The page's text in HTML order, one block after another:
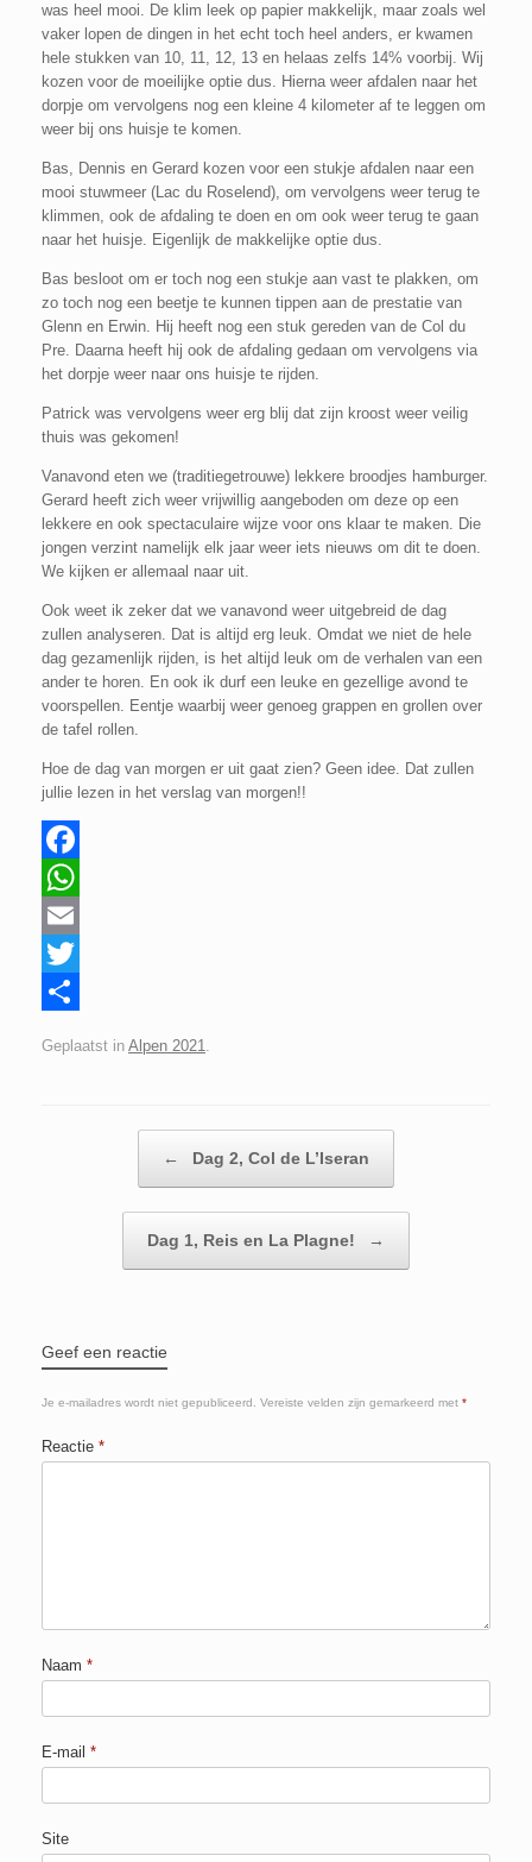
was heel mooi. De klim leek op papier makkelijk, maar zoals wel
vaker lopen de dingen in het echt toch heel anders, er kwamen
hele stukken van 10, 11, 12, 13 en helaas zelfs 14% voorbij. Wij
kozen voor de moeilijke optie dus. Hierna weer afdalen naar het
dorpje om vervolgens nog een kleine 4 kilometer af te leggen om
weer bij ons huisje te komen.
Bas, Dennis en Gerard kozen voor een stukje afdalen naar een
mooi stuwmeer (Lac du Roselend), om vervolgens weer terug te
klimmen, ook de afdaling te doen en om ook weer terug te gaan
naar het huisje. Eigenlijk de makkelijke optie dus.
Bas besloot om er toch nog een stukje aan vast te plakken, om
zo toch nog een beetje te kunnen tippen aan de prestatie van
Glenn en Erwin. Hij heeft nog een stuk gereden van de Col du
Pre. Daarna heeft hij ook de afdaling gedaan om vervolgens via
het dorpje weer naar ons huisje te rijden.
Patrick was vervolgens weer erg blij dat zijn kroost weer veilig
thuis was gekomen!
Vanavond eten we (traditiegetrouwe) lekkere broodjes hamburger.
Gerard heeft zich weer vrijwillig aangeboden om deze op een
lekkere en ook spectaculaire wijze voor ons klaar te maken. Die
jongen verzint namelijk elk jaar weer iets nieuws om dit te doen.
We kijken er allemaal naar uit.
Ook weet ik zeker dat we vanavond weer uitgebreid de dag
zullen analyseren. Dat is altijd erg leuk. Omdat we niet de hele
dag gezamenlijk rijden, is het altijd leuk om de verhalen van een
ander te horen. En ook ik durf een leuke en gezellige avond te
voorspellen. Eentje waarbij weer genoeg grappen en grollen over
de tafel rollen.
Hoe de dag van morgen er uit gaat zien? Geen idee. Dat zullen
jullie lezen in het verslag van morgen!!
F
a
c
e
W
h
a
E
m
T
Geplaatst in Alpen 2021
← Dag 2, Col de L’Iseran
Dag 1, Reis en La Plagne! →
Geef een reactie
Je e-mailadres wordt niet gepubliceerd. Vereiste velden zijn gemarkeerd met *
Reactie *
Naam *
E-mail *
Site